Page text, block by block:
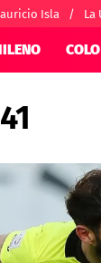
Isla La
Fútbol